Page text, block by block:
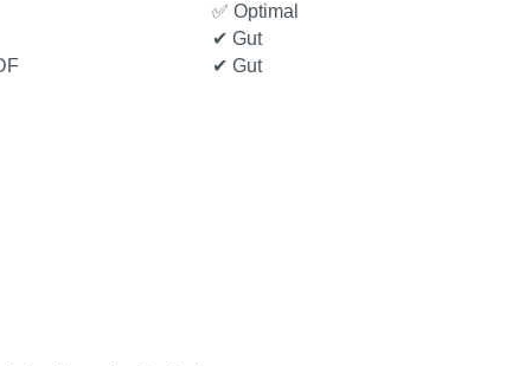
✅ Optimal
✔ Gut
✔ Gut